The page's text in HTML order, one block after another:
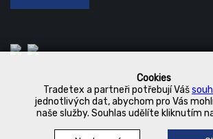
Cookies
Tradetex a partneři potřebují Váš
jednotlivých dat, abychom pro Vás
naše služby. Souhlas udělíte kliknutím na